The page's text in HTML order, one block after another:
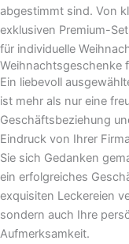
abgestimmt sind. Von
exklusiven Premium-
für individuelle
Weihnachtsgeschenke
Ein liebevoll
ist mehr als nur eine
Geschäftsbeziehung
Eindruck von Ihrer
Sie sich Gedanken
ein erfolgreiches
exquisiten Leckereien
sondern auch Ihre
Aufmerksamkeit.